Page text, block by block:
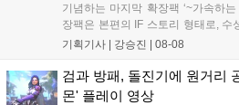
기념하는 마지막 확장팩 ‘~가속하
장팩은 본편의 IF 스토리 형태로, 수
규 참전작과 크로스오버 합체기를
하는 몰입감 있는 서사와 조합을 구
새로운 가능성을 제시했다....
기획기사 | 강승진 08-08
검과 방패, 돌진기에 원거리
몬' 플레이 영상